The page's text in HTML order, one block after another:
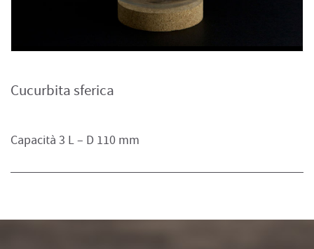
Cucurbita sferica
Capacità 3 L – D 110 mm